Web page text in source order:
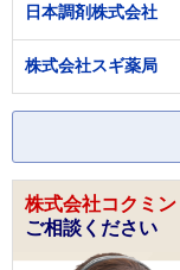
日本調剤株式会社
株式会社スギ薬局
株式会社コクミン
ご相談ください